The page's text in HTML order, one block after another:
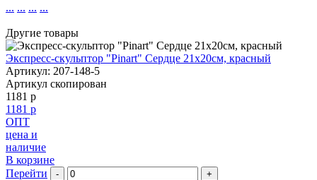
... ... ... ...
Другие товары
Экспресс-скульптор "Pinart" Сердце 21х20см, красный
Артикул: 207-148-5
Артикул скопирован
1181 р
1181 р
ОПТ
цена и
наличие
В корзине
Перейти
- +